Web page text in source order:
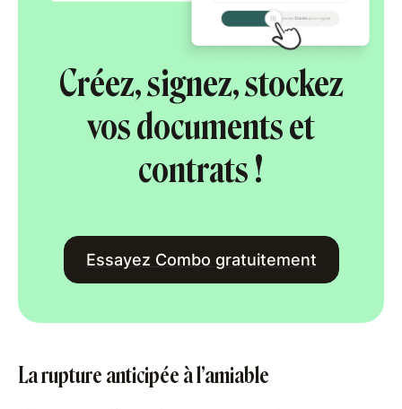
Créez, signez, stockez
vos documents et
contrats !
Essayez Combo gratuitement
La rupture anticipée à l’amiable